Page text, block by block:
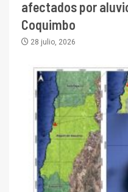
afectados por
Coquimbo
28 julio, 2026